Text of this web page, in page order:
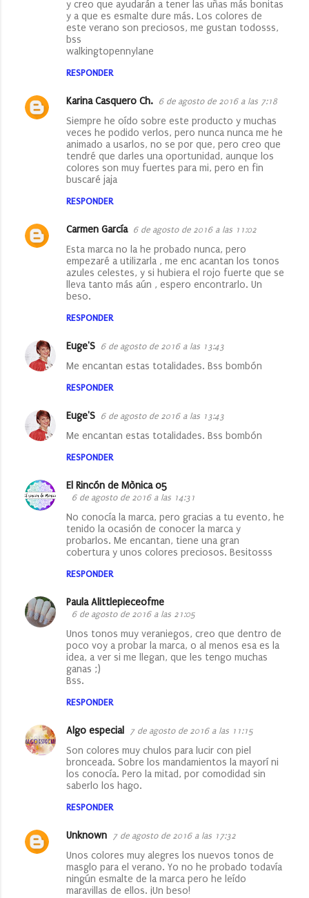
y creo que ayudarán a tener las uñas más bonitas
y a que es esmalte dure más. Los colores de
este verano son preciosos, me gustan todosss,
bss
walkingtopennylane
RESPONDER
Karina Casquero Ch. 6 de agosto de 2016 a las 7:18
Siempre he oído sobre este producto y muchas
veces he podido verlos, pero nunca nunca me he
animado a usarlos, no se por que, pero creo que
tendré que darles una oportunidad, aunque los
colores son muy fuertes para mi, pero en fin
buscaré jaja
RESPONDER
Carmen García 6 de agosto de 2016 a las 11:02
Esta marca no la he probado nunca, pero
empezaré a utilizarla , me enc acantan los tonos
azules celestes, y si hubiera el rojo fuerte que se
lleva tanto más aún , espero encontrarlo. Un
beso.
RESPONDER
Euge'S 6 de agosto de 2016 a las 13:43
Me encantan estas totalidades. Bss bombón
RESPONDER
Euge'S 6 de agosto de 2016 a las 13:43
Me encantan estas totalidades. Bss bombón
RESPONDER
El Rincón de Mònica 05
6 de agosto de 2016 a las 14:31
No conocía la marca, pero gracias a tu evento, he
tenido la ocasión de conocer la marca y
probarlos. Me encantan, tiene una gran
cobertura y unos colores preciosos. Besitosss
RESPONDER
Paula Alittlepieceofme
6 de agosto de 2016 a las 21:05
Unos tonos muy veraniegos, creo que dentro de
poco voy a probar la marca, o al menos esa es la
idea, a ver si me llegan, que les tengo muchas
ganas ;)
Bss.
RESPONDER
Algo especial 7 de agosto de 2016 a las 11:15
Son colores muy chulos para lucir con piel
bronceada. Sobre los mandamientos la mayorí ni
los conocía. Pero la mitad, por comodidad sin
saberlo los hago.
RESPONDER
Unknown 7 de agosto de 2016 a las 17:32
Unos colores muy alegres los nuevos tonos de
masglo para el verano. Yo no he probado todavía
ningún esmalte de la marca pero he leído
maravillas de ellos. ¡Un beso!